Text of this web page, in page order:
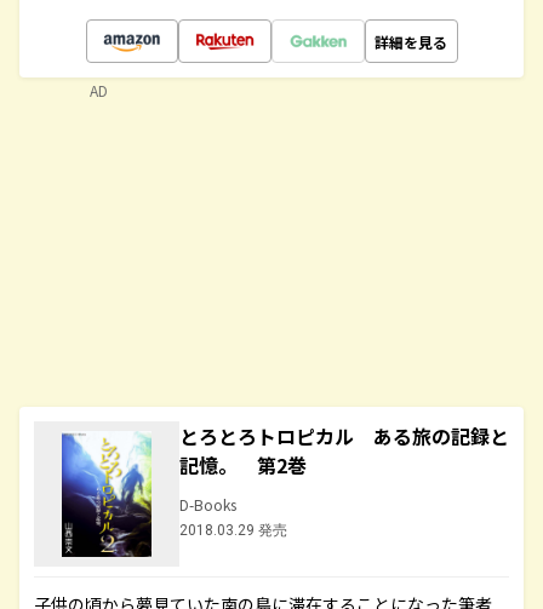
詳細を見る
とろとろトロピカル ある旅の記録と
記憶。 第2巻
D-Books
2018.03.29 発売
子供の頃から夢見ていた南の島に滞在することになった筆者
AD